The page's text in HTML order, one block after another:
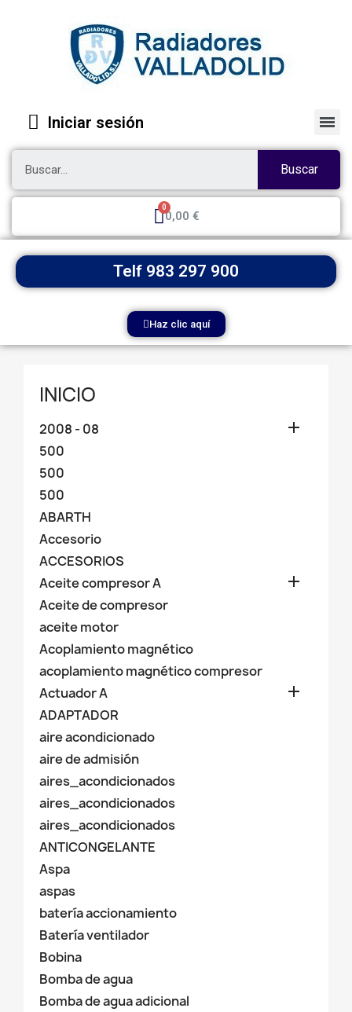
Iniciar sesión
Buscar
0,00 €
Telf 983 297 900
Haz clic aquí
INICIO
2008 - 08 
500
500
500
ABARTH
Accesorio
ACCESORIOS
Aceite compresor A

Aceite de compresor
aceite motor
Acoplamiento magnético
acoplamiento magnético compresor
Actuador A

ADAPTADOR
aire acondicionado
aire de admisión
aires_acondicionados
aires_acondicionados
aires_acondicionados
ANTICONGELANTE
Aspa
aspas
batería accionamiento
Batería ventilador
Bobina
Bomba de agua
Bomba de agua adicional